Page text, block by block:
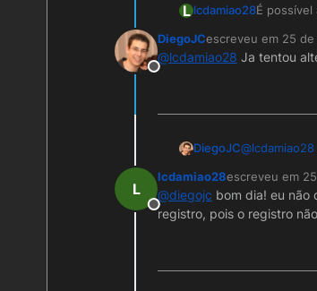
L lcdamiao28É
Offline
DiegoJCescreveu em 25
última edição por
@lcdamiao28 Ja tentou
DiegoJC@lcdamiao28
L
Offline
lcdamiao28escreveu em
última edição por
@diegojc bom dia! eu não
registro, pois o registro